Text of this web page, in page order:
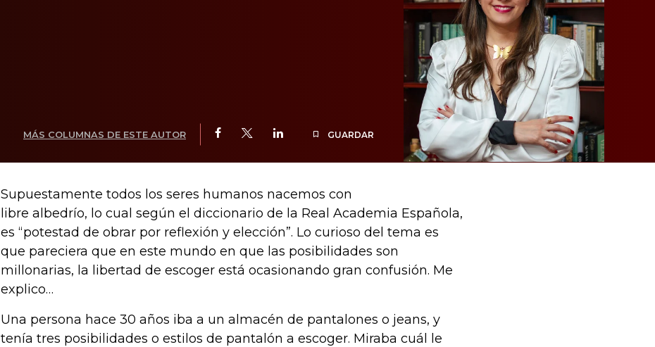
MÁS COLUMNAS DE ESTE AUTOR GUARDAR
Supuestamente todos los seres humanos nacemos con
libre albedrío, lo cual según el diccionario de la Real Academia Española,
es “potestad de obrar por reflexión y elección”. Lo curioso del tema es
que pareciera que en este mundo en que las posibilidades son
millonarias, la libertad de escoger está ocasionando gran confusión. Me
explico…
Una persona hace 30 años iba a un almacén de pantalones o jeans, y
tenía tres posibilidades o estilos de pantalón a escoger. Miraba cuál le